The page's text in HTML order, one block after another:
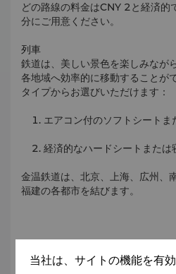
どの路線の料金はCNY 2と経済的
分にご用意ください。
列車
鉄道は、美しい景色を楽しみなが
各地域へ効率的に移動することが
タイプからお選びいただけます：
エアコン付のソフトシートま
経済的なハードシートまたは
金温鉄道は、北京、上海、広州、
福建の各都市を結びます。
レンタカー
当社は、サイトの機能を有